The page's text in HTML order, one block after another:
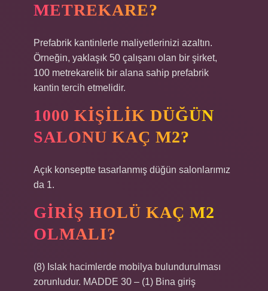
METREKARE?
Prefabrik kantinlerle maliyetlerinizi azaltın.
Örneğin, yaklaşık 50 çalışanı olan bir şirket,
100 metrekarelik bir alana sahip prefabrik
kantin tercih etmelidir.
1000 KIŞILIK DÜĞÜN
SALONU KAÇ M2?
Açık konseptte tasarlanmış düğün salonlarımız
da 1.
GIRIŞ HOLÜ KAÇ M2
OLMALI?
(8) Islak hacimlerde mobilya bulundurulması
zorunludur. MADDE 30 – (1) Bina giriş